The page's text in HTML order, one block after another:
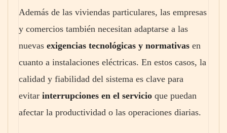
Además de las viviendas particulares, las empresas
y comercios también necesitan adaptarse a las
nuevas exigencias tecnológicas y normativas en
cuanto a instalaciones eléctricas. En estos casos, la
calidad y fiabilidad del sistema es clave para
evitar interrupciones en el servicio que puedan
afectar la productividad o las operaciones diarias.